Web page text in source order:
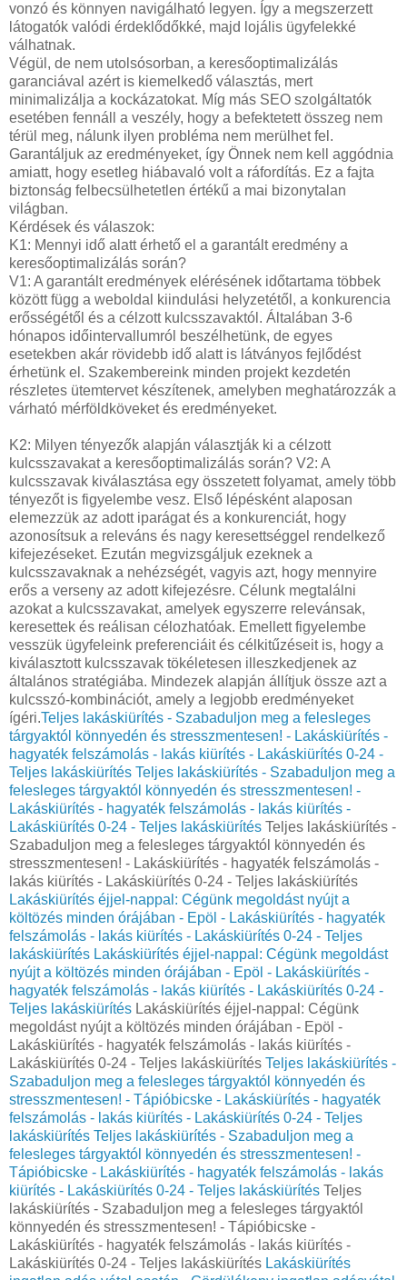
vonzó és könnyen navigálható legyen. Így a megszerzett
látogatók valódi érdeklődőkké, majd lojális ügyfelekké
válhatnak.
Végül, de nem utolsósorban, a keresőoptimalizálás
garanciával azért is kiemelkedő választás, mert
minimalizálja a kockázatokat. Míg más SEO szolgáltatók
esetében fennáll a veszély, hogy a befektetett összeg nem
térül meg, nálunk ilyen probléma nem merülhet fel.
Garantáljuk az eredményeket, így Önnek nem kell aggódnia
amiatt, hogy esetleg hiábavaló volt a ráfordítás. Ez a fajta
biztonság felbecsülhetetlen értékű a mai bizonytalan
világban.
Kérdések és válaszok:
K1: Mennyi idő alatt érhető el a garantált eredmény a
keresőoptimalizálás során?
V1: A garantált eredmények elérésének időtartama többek
között függ a weboldal kiindulási helyzetétől, a konkurencia
erősségétől és a célzott kulcsszavaktól. Általában 3-6
hónapos időintervallumról beszélhetünk, de egyes
esetekben akár rövidebb idő alatt is látványos fejlődést
érhetünk el. Szakembereink minden projekt kezdetén
részletes ütemtervet készítenek, amelyben meghatározzák a
várható mérföldköveket és eredményeket.
K2: Milyen tényezők alapján választják ki a célzott
kulcsszavakat a keresőoptimalizálás során? V2: A
kulcsszavak kiválasztása egy összetett folyamat, amely több
tényezőt is figyelembe vesz. Első lépésként alaposan
elemezzük az adott iparágat és a konkurenciát, hogy
azonosítsuk a releváns és nagy keresettséggel rendelkező
kifejezéseket. Ezután megvizsgáljuk ezeknek a
kulcsszavaknak a nehézségét, vagyis azt, hogy mennyire
erős a verseny az adott kifejezésre. Célunk megtalálni
azokat a kulcsszavakat, amelyek egyszerre relevánsak,
keresettek és reálisan célozhatóak. Emellett figyelembe
vesszük ügyfeleink preferenciáit és célkitűzéseit is, hogy a
kiválasztott kulcsszavak tökéletesen illeszkedjenek az
általános stratégiába. Mindezek alapján állítjuk össze azt a
kulcsszó-kombinációt, amely a legjobb eredményeket
ígéri.Teljes lakáskiürítés - Szabaduljon meg a felesleges
tárgyaktól könnyedén és stresszmentesen! - Lakáskiürítés -
hagyaték felszámolás - lakás kiürítés - Lakáskiürítés 0-24 -
Teljes lakáskiürítés Teljes lakáskiürítés - Szabaduljon meg a
felesleges tárgyaktól könnyedén és stresszmentesen! -
Lakáskiürítés - hagyaték felszámolás - lakás kiürítés -
Lakáskiürítés 0-24 - Teljes lakáskiürítés Teljes lakáskiürítés -
Szabaduljon meg a felesleges tárgyaktól könnyedén és
stresszmentesen! - Lakáskiürítés - hagyaték felszámolás -
lakás kiürítés - Lakáskiürítés 0-24 - Teljes lakáskiürítés
Lakáskiürítés éjjel-nappal: Cégünk megoldást nyújt a
költözés minden órájában - Epöl - Lakáskiürítés - hagyaték
felszámolás - lakás kiürítés - Lakáskiürítés 0-24 - Teljes
lakáskiürítés Lakáskiürítés éjjel-nappal: Cégünk megoldást
nyújt a költözés minden órájában - Epöl - Lakáskiürítés -
hagyaték felszámolás - lakás kiürítés - Lakáskiürítés 0-24 -
Teljes lakáskiürítés Lakáskiürítés éjjel-nappal: Cégünk
megoldást nyújt a költözés minden órájában - Epöl -
Lakáskiürítés - hagyaték felszámolás - lakás kiürítés -
Lakáskiürítés 0-24 - Teljes lakáskiürítés Teljes lakáskiürítés -
Szabaduljon meg a felesleges tárgyaktól könnyedén és
stresszmentesen! - Tápióbicske - Lakáskiürítés - hagyaték
felszámolás - lakás kiürítés - Lakáskiürítés 0-24 - Teljes
lakáskiürítés Teljes lakáskiürítés - Szabaduljon meg a
felesleges tárgyaktól könnyedén és stresszmentesen! -
Tápióbicske - Lakáskiürítés - hagyaték felszámolás - lakás
kiürítés - Lakáskiürítés 0-24 - Teljes lakáskiürítés Teljes
lakáskiürítés - Szabaduljon meg a felesleges tárgyaktól
könnyedén és stresszmentesen! - Tápióbicske -
Lakáskiürítés - hagyaték felszámolás - lakás kiürítés -
Lakáskiürítés 0-24 - Teljes lakáskiürítés Lakáskiürítés